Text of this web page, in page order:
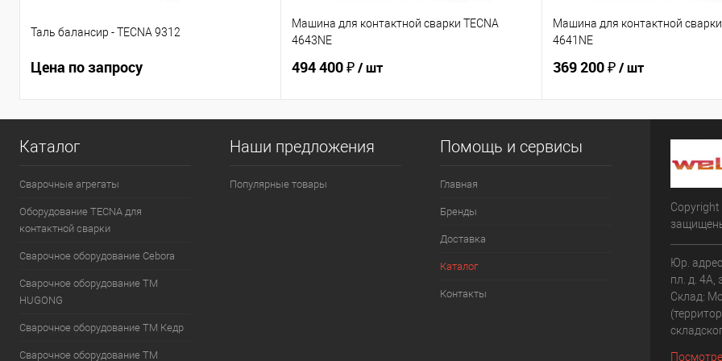
Таль балансир - TECNA 9312
Цена по запросу
Машина для контактной сварки TECNA
4643NE
494 400 ₽/ шт
Машина для контактной сварки
4641NE
369 200 ₽/ шт
Каталог
Сварочные агрегаты
Оборудование TECNA для
контактной сварки
Сварочное оборудование Cebora
Сварочное оборудование ТМ
HUGONG
Сварочное оборудование ТМ Кедр
Сварочное оборудование ТМ
Наши предложения
Популярные товары
Помощь и сервисы
Главная
Бренды
Доставка
Каталог
Контакты
Юр.
пл. д. 4А,
Склад: